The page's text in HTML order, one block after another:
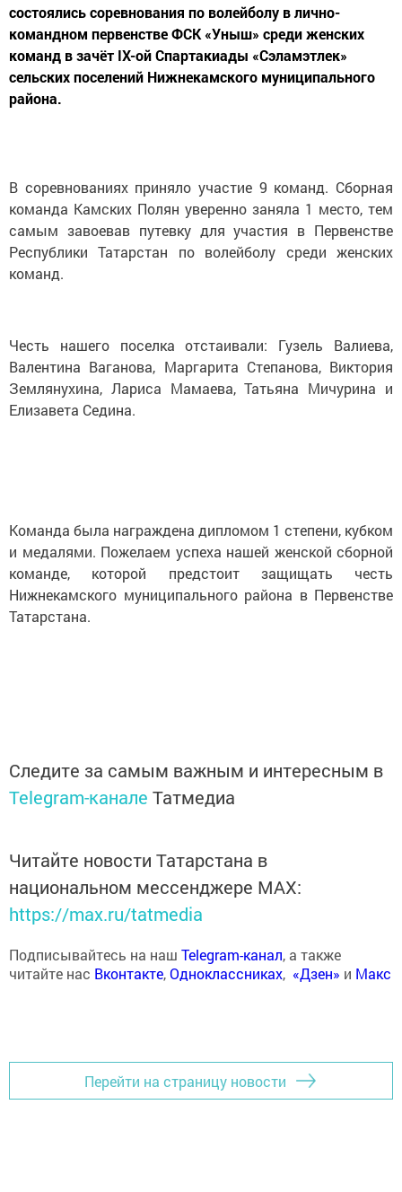
состоялись соревнования по волейболу в лично-
командном первенстве ФСК «Уныш» среди женских
команд в зачёт IХ-ой Спартакиады «Сэламэтлек»
сельских поселений Нижнекамского муниципального
района.
В соревнованиях приняло участие 9 команд. Сборная
команда Камских Полян уверенно заняла 1 место, тем
самым завоевав путевку для участия в Первенстве
Республики Татарстан по волейболу среди женских
команд.
Честь нашего поселка отстаивали: Гузель Валиева,
Валентина Ваганова, Маргарита Степанова, Виктория
Землянухина, Лариса Мамаева, Татьяна Мичурина и
Елизавета Седина.
Команда была награждена дипломом 1 степени, кубком
и медалями. Пожелаем успеха нашей женской сборной
команде, которой предстоит защищать честь
Нижнекамского муниципального района в Первенстве
Татарстана.
Следите за самым важным и интересным в
Telegram-канале Татмедиа
Читайте новости Татарстана в
национальном мессенджере MАХ:
https://max.ru/tatmedia
Подписывайтесь на наш Telegram-канал, а также
читайте нас Вконтакте,Одноклассниках, «Дзен» и Макс
Перейти на страницу новости